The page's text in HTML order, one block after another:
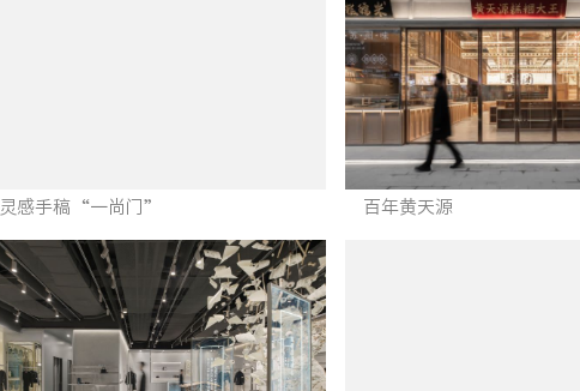
灵感手稿“一尚门” 百年黄天源